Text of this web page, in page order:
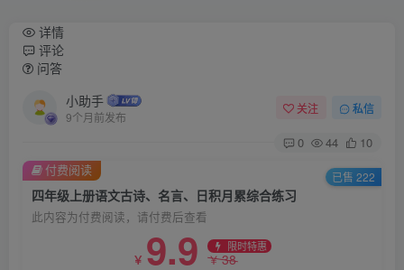
详情
评论
问答
小助手
9个月前发布
关注 私信
0 44 10
四年级上册语文古诗、名言、日积月累综合练习
此内容为付费阅读，请付费后查看
￥ 9.9 限时特惠
￥38
付费阅读 已售 222